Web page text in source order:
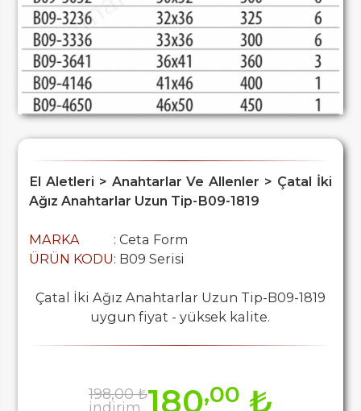
El Aletleri > Anahtarlar Ve Allenler > Çatal İki
Ağız Anahtarlar Uzun Tip-B09-1819
MARKA
: Ceta Form
ÜRÜN KODU: B09 Serisi
Çatal İki Ağız Anahtarlar Uzun Tip-B09-1819
uygun fiyat - yüksek kalite.
198,00 ₺
indirim 180,00 ₺